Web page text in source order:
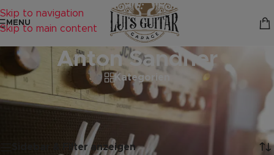
Skip to navigation
Skip to main content
MENU
Anton Sandner
Kategorien
Startseite
Produkte verschlagwortet mit „Anton Sandner“
Ergebnisse 1 – 12 von 25 werden angezeigt
Sidebar & Filter anzeigen